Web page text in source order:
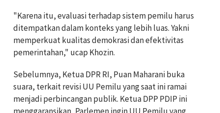
"Karena itu, evaluasi terhadap sistem pemilu harus
ditempatkan dalam konteks yang lebih luas. Yakni
memperkuat kualitas demokrasi dan efektivitas
pemerintahan," ucap Khozin.
Sebelumnya, Ketua DPR RI, Puan Maharani buka
suara, terkait revisi UU Pemilu yang saat ini ramai
menjadi perbincangan publik. Ketua DPP PDIP ini
menggaransikan, Parlemen ingin UU Pemilu yang